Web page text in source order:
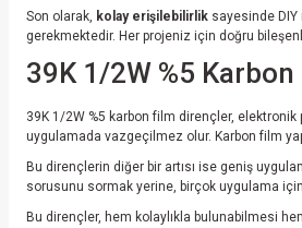
Son olarak, kolay erişilebilirlik sayesinde DIY
gerekmektedir. Her projeniz için doğru
39K 1/2W %5
39K 1/2W %5 karbon film dirençler,
uygulamada vazgeçilmez olur. Karbon film
Bu dirençlerin diğer bir artısı ise geniş
sorusunu sormak yerine, birçok uygulama
Bu dirençler, hem kolaylıkla bulunabilmesi